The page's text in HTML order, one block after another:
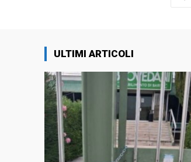
ULTIMI ARTICOLI